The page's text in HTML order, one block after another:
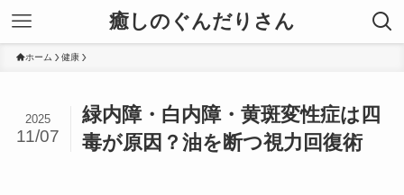
癒しのぐんだりさん
ホーム 健康
緑内障・白内障・黄斑変性症は四
毒が原因？油を断つ視力回復術
2025
11/07